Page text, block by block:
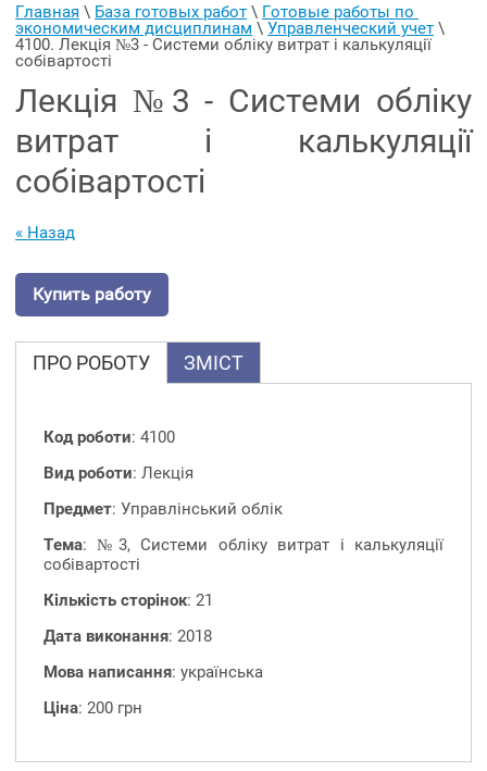
Главная \ База готовых работ \ Готовые работы по
экономическим дисциплинам \ Управленческий учет
4100. Лекція №3 - Системи обліку витрат і калькуляції
собівартості
Лекція №3 - Системи обліку
витрат і калькуляції
собівартості
« Назад
Купить работу
ПРО РОБОТУ ЗМІСТ
Код роботи: 4100
Вид роботи: Лекція
Предмет: Управлінський облік
Тема: №3, Системи обліку витрат і калькуляції
собівартості
Кількість сторінок: 21
Дата виконання: 2018
Мова написання: українська
Ціна: 200 грн